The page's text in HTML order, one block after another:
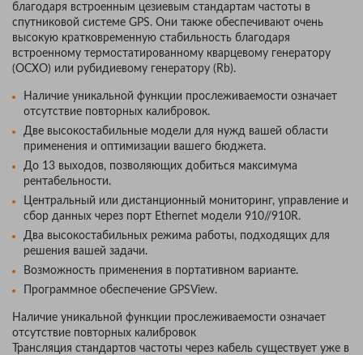
благодаря встроенным цезиевым стандартам частоты в
спутниковой системе GPS. Они также обеспечивают очень
высокую кратковременную стабильность благодаря
встроенному термостатированному кварцевому генератору
(OCXO) или рубидиевому генератору (Rb).
Наличие уникальной функции прослеживаемости означает
отсутствие повторных калибровок.
Две высокостабильные модели для нужд вашей области
применения и оптимизации вашего бюджета.
До 13 выходов, позволяющих добиться максимума
рентабельности.
Центральный или дистанционный мониторинг, управление и
сбор данных через порт Ethernet модели 910//910R.
Два высокостабильных режима работы, подходящих для
решения вашей задачи.
Возможность применения в портативном варианте.
Программное обеспечение GPSView.
Наличие уникальной функции прослеживаемости означает
отсутствие повторных калибровок
Трансляция стандартов частоты через кабель существует уже в